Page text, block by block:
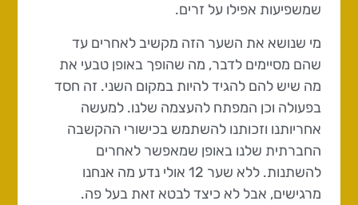
שמשפיעות אפילו על זרים.
מי שנושא את השער הזה מקשיב לאחרים עד
שהם מסיימים לדבר, מה שהופך באופן טבעי את
מה שיש להם להגיד להיות במקום השני. זה חסד
בפעולה וכן המפתח להעצמה שלנו. למעשה
אחריותנו וזכותנו להשתמש בכישורי ההקשבה
החברתית שלנו באופן שמאפשר לאחרים
להשתנות. ללא שער 12 אולי נדע מה אנחנו
מרגישים, אבל לא כיצד לבטא זאת בעל פה.